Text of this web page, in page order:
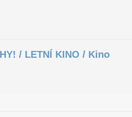
/ LETNÍ KINO / Kino